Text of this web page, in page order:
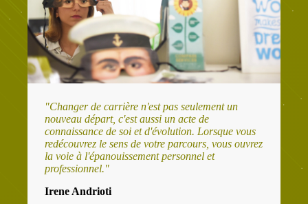
"Changer de carrière n'est pas seulement un
nouveau départ, c'est aussi un acte de
connaissance de soi et d'évolution. Lorsque vous
redécouvrez le sens de votre parcours, vous ouvrez
la voie à l'épanouissement personnel et
professionnel."
Irene Andrioti